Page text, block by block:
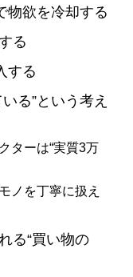
物欲を冷却する
る
する
る”という考え
ターは“実質3万
ノを丁寧に扱え
る“買い物の